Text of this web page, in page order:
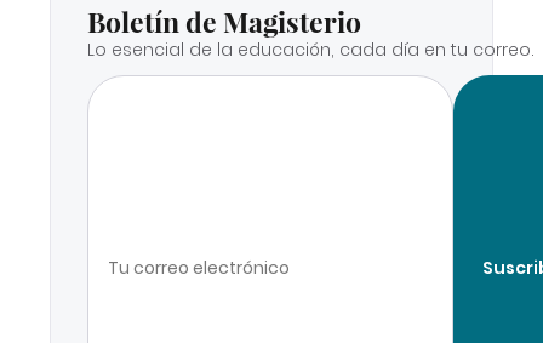
Boletín de Magisterio
Lo esencial de la educación, cada día en tu correo.